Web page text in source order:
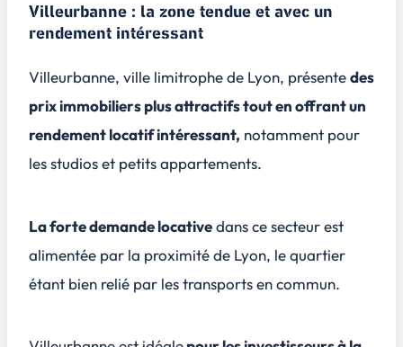
Villeurbanne : la zone tendue et avec un
rendement intéressant
Villeurbanne, ville limitrophe de Lyon, présentedes
prix immobiliers plus attractifs tout en offrant un
rendement locatif intéressant, notamment pour
les studios et petits appartements.
La forte demande locativedans ce secteur est
alimentée par la proximité de Lyon, le quartier
étant bien relié par les transports en commun.